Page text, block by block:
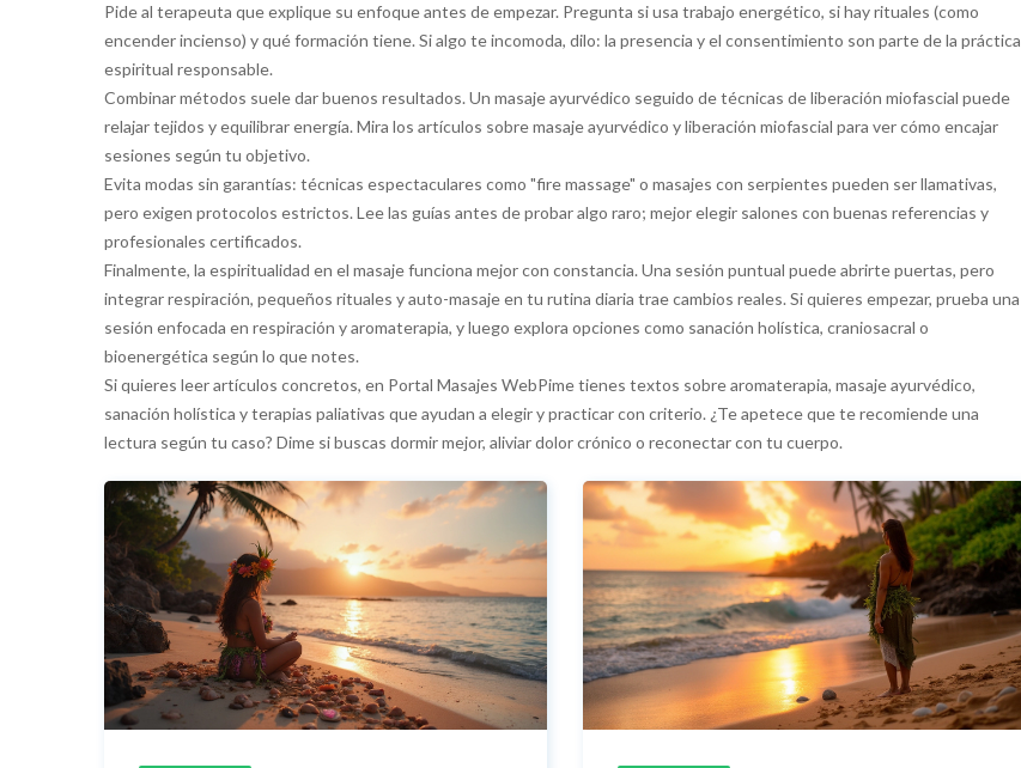
Pide al terapeuta que explique su enfoque antes de empezar. Pregunta si usa trabajo energético, si hay rituales (como
encender incienso) y qué formación tiene. Si algo te incomoda, dilo: la presencia y el consentimiento son parte de la práctica
espiritual responsable.
Combinar métodos suele dar buenos resultados. Un masaje ayurvédico seguido de técnicas de liberación miofascial puede
relajar tejidos y equilibrar energía. Mira los artículos sobre masaje ayurvédico y liberación miofascial para ver cómo encajar
sesiones según tu objetivo.
Evita modas sin garantías: técnicas espectaculares como "fire massage" o masajes con serpientes pueden ser llamativas,
pero exigen protocolos estrictos. Lee las guías antes de probar algo raro; mejor elegir salones con buenas referencias y
profesionales certificados.
Finalmente, la espiritualidad en el masaje funciona mejor con constancia. Una sesión puntual puede abrirte puertas, pero
integrar respiración, pequeños rituales y auto-masaje en tu rutina diaria trae cambios reales. Si quieres empezar, prueba una
sesión enfocada en respiración y aromaterapia, y luego explora opciones como sanación holística, craniosacral o
bioenergética según lo que notes.
Si quieres leer artículos concretos, en Portal Masajes WebPime tienes textos sobre aromaterapia, masaje ayurvédico,
sanación holística y terapias paliativas que ayudan a elegir y practicar con criterio. ¿Te apetece que te recomiende una
lectura según tu caso? Dime si buscas dormir mejor, aliviar dolor crónico o reconectar con tu cuerpo.